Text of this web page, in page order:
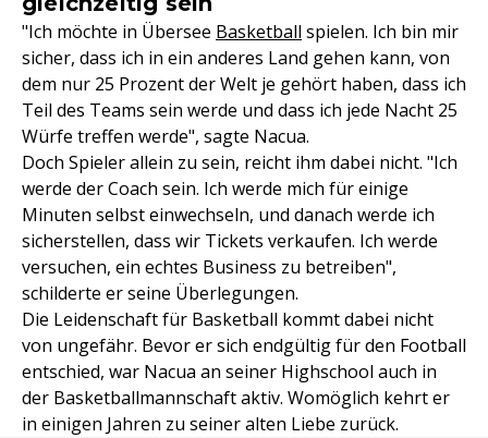
"Ich möchte in Übersee Basketball spielen. Ich bin mir
sicher, dass ich in ein anderes Land gehen kann, von
dem nur 25 Prozent der Welt je gehört haben, dass ich
Teil des Teams sein werde und dass ich jede Nacht 25
Würfe treffen werde", sagte Nacua.
Doch Spieler allein zu sein, reicht ihm dabei nicht. "Ich
werde der Coach sein. Ich werde mich für einige
Minuten selbst einwechseln, und danach werde ich
sicherstellen, dass wir Tickets verkaufen. Ich werde
versuchen, ein echtes Business zu betreiben",
schilderte er seine Überlegungen.
Die Leidenschaft für Basketball kommt dabei nicht
von ungefähr. Bevor er sich endgültig für den Football
entschied, war Nacua an seiner Highschool auch in
der Basketballmannschaft aktiv. Womöglich kehrt er
in einigen Jahren zu seiner alten Liebe zurück.